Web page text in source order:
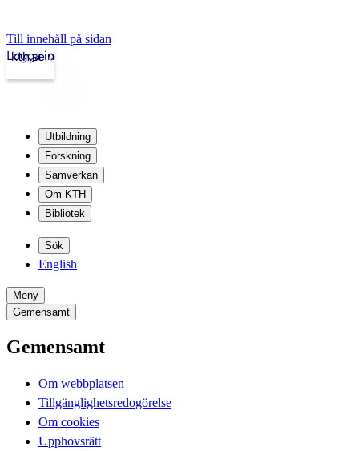
Till innehåll på sidan
kth.se
Logga in
Utbildning
Forskning
Samverkan
Om KTH
Bibliotek
Sök
English
Meny
Gemensamt
Gemensamt
Om webbplatsen
Tillgänglighetsredogörelse
Om cookies
Upphovsrätt